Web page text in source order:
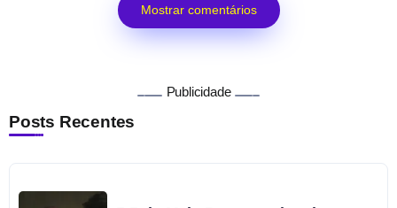
Mostrar comentários
Publicidade
Posts Recentes